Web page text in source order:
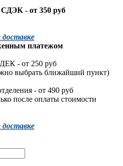
- от 350 руб
платежом
- от 250 руб
выбрать ближайший пункт)
- от 490 руб
после оплаты стоимости